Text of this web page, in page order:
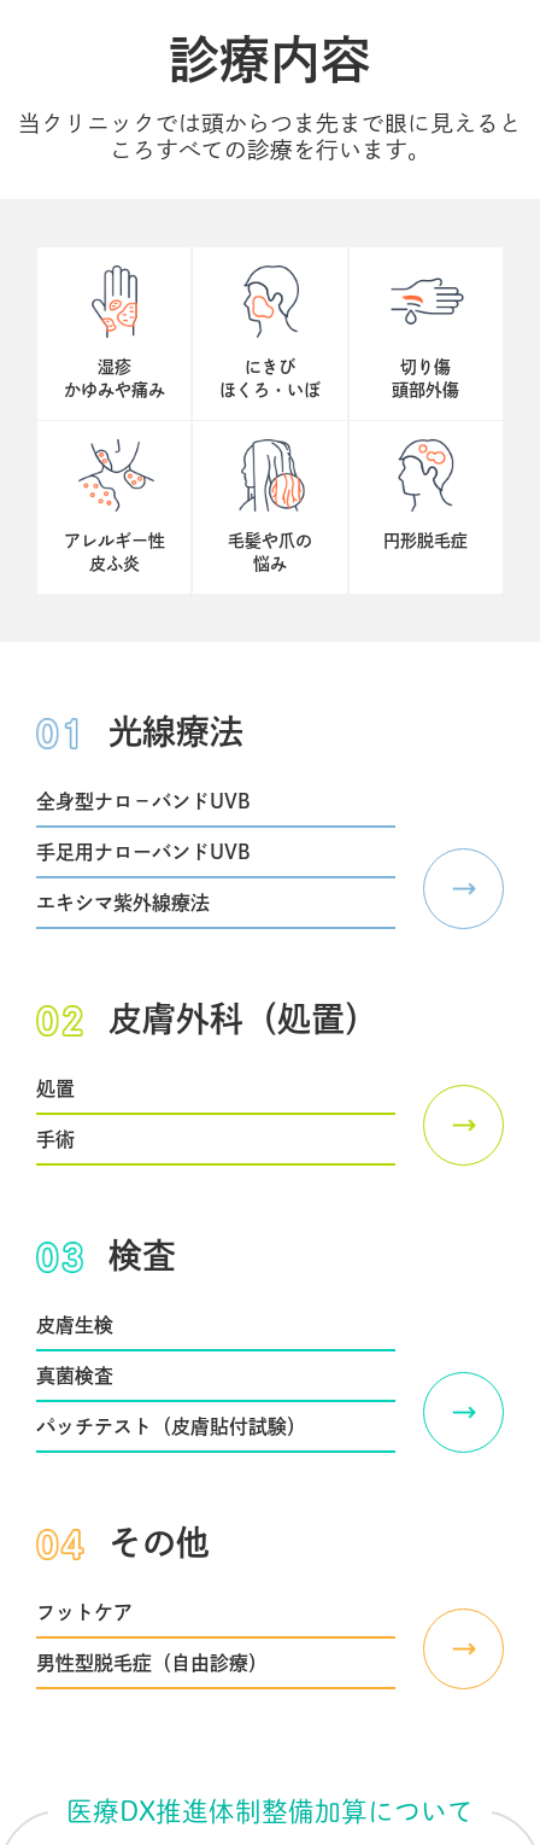
診療内容
当クリニックでは頭からつま先まで眼に見えると
ころすべての診療を行います。
湿疹
かゆみや痛み
にきび
ほくろ・いぼ
切り傷
頭部外傷
アレルギー性
皮ふ炎
毛髪や爪の
悩み
円形脱毛症
光線療法
全身型ナロ－バンドUVB
手足用ナローバンドUVB
エキシマ紫外線療法
皮膚外科（処置）
処置
手術
検査
皮膚生検
真菌検査
パッチテスト（皮膚貼付試験）
その他
フットケア
男性型脱毛症（自由診療）
医療DX推進体制整備加算について